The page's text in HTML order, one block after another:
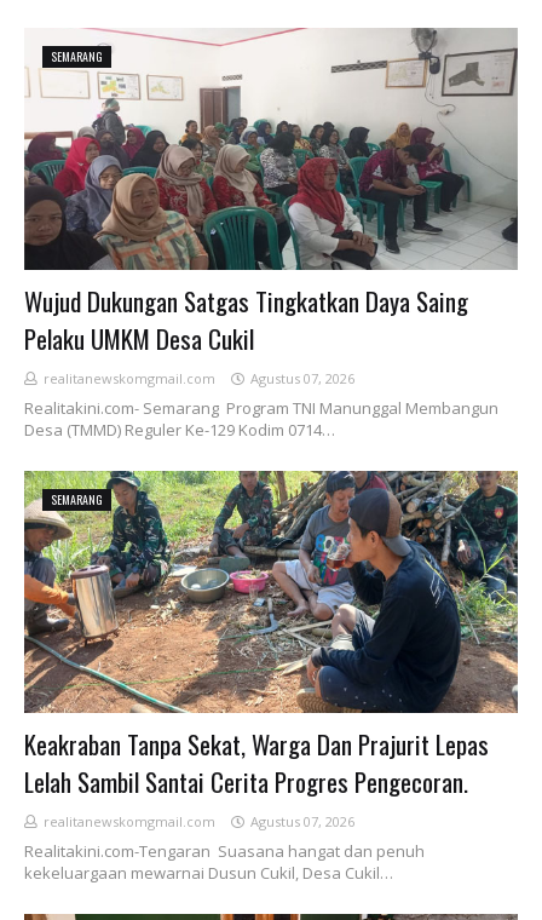
SEMARANG
Wujud Dukungan Satgas Tingkatkan Daya Saing
Pelaku UMKM Desa Cukil
realitanewskomgmail.com Agustus 07, 2026
Realitakini.com- Semarang Program TNI Manunggal Membangun
Desa (TMMD) Reguler Ke-129 Kodim 0714…
SEMARANG
Keakraban Tanpa Sekat, Warga Dan Prajurit Lepas
Lelah Sambil Santai Cerita Progres Pengecoran.
realitanewskomgmail.com Agustus 07, 2026
Realitakini.com-Tengaran Suasana hangat dan penuh
kekeluargaan mewarnai Dusun Cukil, Desa Cukil…